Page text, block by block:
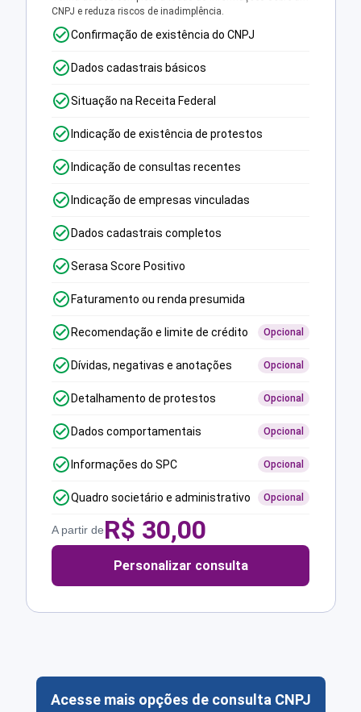
CNPJ e reduza riscos de inadimplência.
Confirmação de existência do CNPJ
Dados cadastrais básicos
Situação na Receita Federal
Indicação de existência de protestos
Indicação de consultas recentes
Indicação de empresas vinculadas
Dados cadastrais completos
Serasa Score Positivo
Faturamento ou renda presumida
Recomendação e limite de crédito Opcional
Dívidas, negativas e anotações Opcional
Detalhamento de protestos Opcional
Dados comportamentais Opcional
Informações do SPC Opcional
Quadro societário e administrativo Opcional
A partir deR$ 30,00
Personalizar consulta
Acesse mais opções de consulta CNPJ